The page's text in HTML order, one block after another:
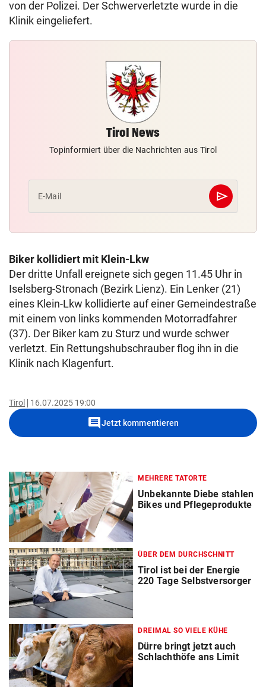
von der Polizei. Der Schwerverletzte wurde in die
Klinik eingeliefert.
Tirol News
Topinformiert über die Nachrichten aus Tirol
E-Mail send
Abschicken
Biker kollidiert mit Klein-Lkw
Der dritte Unfall ereignete sich gegen 11.45 Uhr in
Iselsberg-Stronach (Bezirk Lienz). Ein Lenker (21)
eines Klein-Lkw kollidierte auf einer Gemeindestraße
mit einem von links kommenden Motorradfahrer
(37). Der Biker kam zu Sturz und wurde schwer
verletzt. Ein Rettungshubschrauber flog ihn in die
Klinik nach Klagenfurt.
Tirol 16.07.2025 19:00
commentJetzt kommentieren
MEHRERE TATORTE
Unbekannte Diebe stahlen
Bikes und Pflegeprodukte
ÜBER DEM DURCHSCHNITT
Tirol ist bei der Energie
220 Tage Selbstversorger
DREIMAL SO VIELE KÜHE
Dürre bringt jetzt auch
Schlachthöfe ans Limit